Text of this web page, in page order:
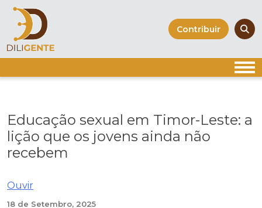
Skip
content
Contribuir
Educação sexual em Timor-Leste: a
lição que os jovens ainda não
recebem
Ouvir
18 de Setembro, 2025